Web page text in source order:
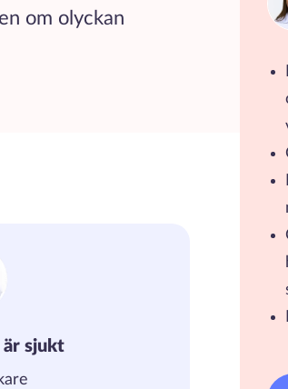
om olyckan
är sjukt